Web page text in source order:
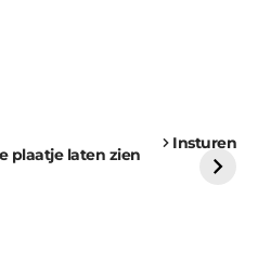
Insturen
plaatje laten zien
uitdaging